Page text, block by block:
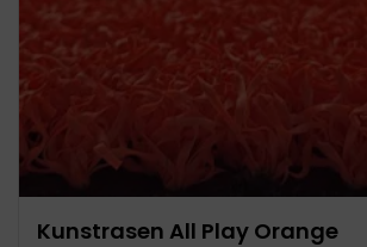
Kunstrasen All Play Orange